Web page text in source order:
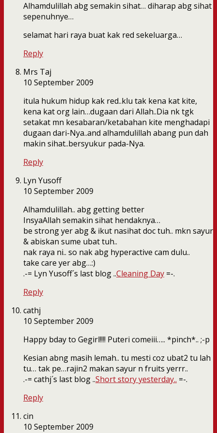
Alhamdulillah abg semakin sihat… diharap abg sihat
sepenuhnye…
selamat hari raya buat kak red sekeluarga…
Reply
Mrs Taj
10 September 2009
itula hukum hidup kak red..klu tak kena kat kite,
kena kat org lain…dugaan dari Allah..Dia nk tgk
setakat mn kesabaran/ketabahan kite menghadapi
dugaan dari-Nya..and alhamdulillah abang pun dah
makin sihat..bersyukur pada-Nya.
Reply
Lyn Yusoff
10 September 2009
Alhamdulillah.. abg getting better
InsyaAllah semakin sihat hendaknya…
be strong yer abg & ikut nasihat doc tuh.. mkn sayur
& abiskan sume ubat tuh..
nak raya ni.. so nak abg hyperactive cam dulu..
take care yer abg…:)
.-= Lyn Yusoff´s last blog ..Cleaning Day =-.
Reply
cathj
10 September 2009
Happy bday to Gegirl!!!! Puteri comeiii….. *pinch*.. ;-p
Kesian abng masih lemah.. tu mesti coz ubat2 tu lah
tu… tak pe…rajin2 makan sayur n fruits yerrr..
.-= cathj´s last blog ..Short story yesterday.. =-.
Reply
cin
10 September 2009